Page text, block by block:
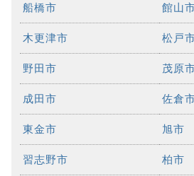
船橋市 館山
木更津市 松戸
野田市 茂原
成田市 佐倉
東金市 旭市
習志野市 柏市